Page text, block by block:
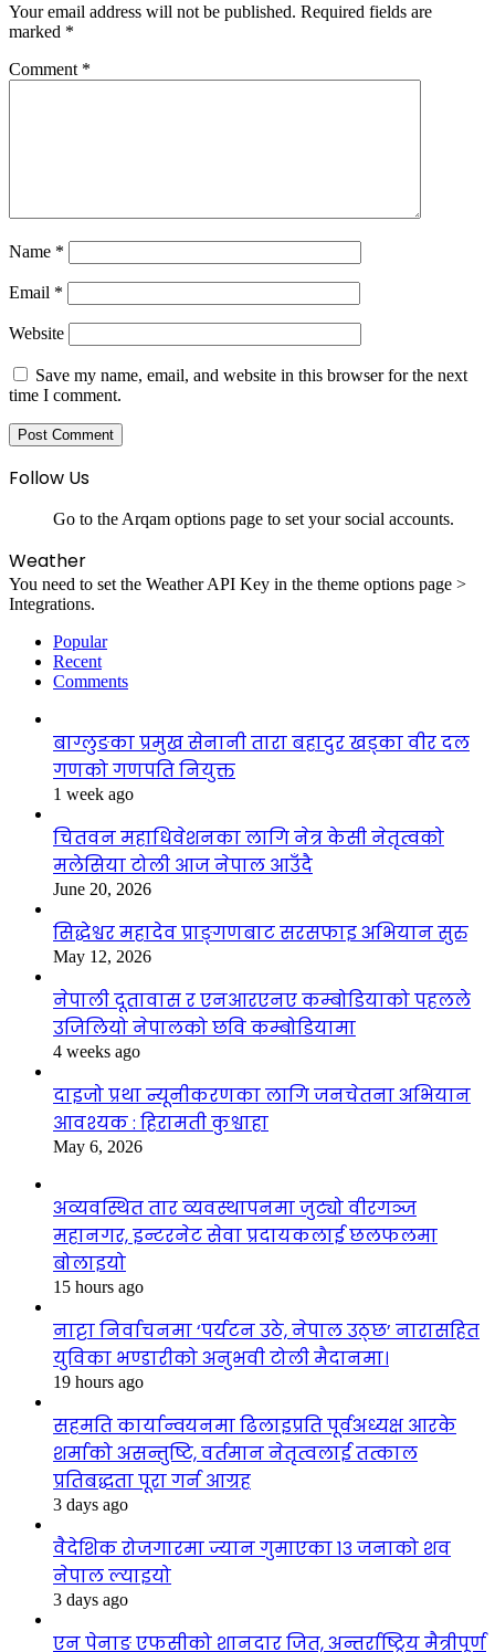
Your email address will not be published. Required fields are
marked *
Comment *
Name *
Email *
Website
Save my name, email, and website in this browser for the next
time I comment.
Follow Us
Go to the Arqam options page to set your social accounts.
Weather
You need to set the Weather API Key in the theme options page >
Integrations.
Popular
Recent
Comments
बाग्लुङका प्रमुख सेनानी तारा बहादुर खड्का वीर दल
गणको गणपति नियुक्त
1 week ago
चितवन महाधिवेशनका लागि नेत्र केसी नेतृत्वको
मलेसिया टोली आज नेपाल आउँदै
June 20, 2026
सिद्धेश्वर महादेव प्राङ्गणबाट सरसफाइ अभियान सुरु
May 12, 2026
नेपाली दूतावास र एनआरएनए कम्बोडियाको पहलले
उजिलियो नेपालको छवि कम्बोडियामा
4 weeks ago
दाइजो प्रथा न्यूनीकरणका लागि जनचेतना अभियान
आवश्यक : हिरामती कुश्वाहा
May 6, 2026
अव्यवस्थित तार व्यवस्थापनमा जुट्यो वीरगञ्ज
महानगर, इन्टरनेट सेवा प्रदायकलाई छलफलमा
बोलाइयो
15 hours ago
नाट्टा निर्वाचनमा ‘पर्यटन उठे, नेपाल उठ्छ’ नारासहित
युविका भण्डारीको अनुभवी टोली मैदानमा।
19 hours ago
सहमति कार्यान्वयनमा ढिलाइप्रति पूर्वअध्यक्ष आरके
शर्माको असन्तुष्टि, वर्तमान नेतृत्वलाई तत्काल
प्रतिबद्धता पूरा गर्न आग्रह
3 days ago
वैदेशिक रोजगारमा ज्यान गुमाएका १३ जनाको शव
नेपाल ल्याइयो
3 days ago
एन पेनाङ एफसीको शानदार जित, अन्तर्राष्ट्रिय मैत्रीपूर्ण